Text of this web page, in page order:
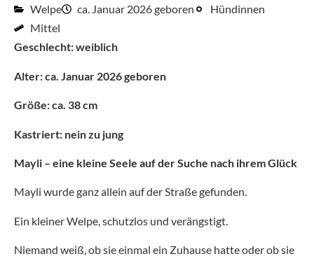
Welpe ca. Januar 2026 geboren
Hündinnen
Mittel
Geschlecht: weiblich
Alter: ca. Januar 2026 geboren
Größe: ca. 38 cm
Kastriert: nein zu jung
Mayli – eine kleine Seele auf der Suche nach ihrem Glück
Mayli wurde ganz allein auf der Straße gefunden.
Ein kleiner Welpe, schutzlos und verängstigt.
Niemand weiß, ob sie einmal ein Zuhause hatte oder ob sie